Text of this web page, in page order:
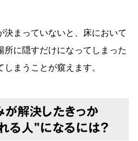
決まっていないと、床において
所に隠すだけになってしまった
まうことが窺えます。
が解決したきっか
る人”になるには？